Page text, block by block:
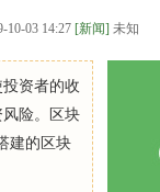
10-03 14:27 [新闻] 未知
资者的收
险。区块
建的区块